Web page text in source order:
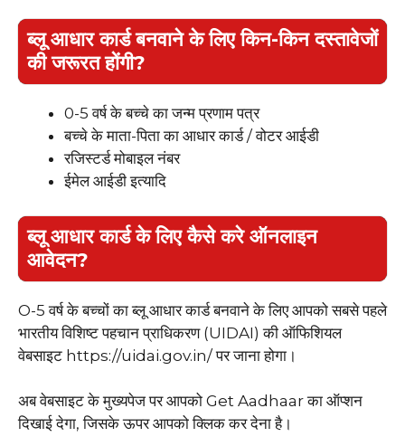
ब्लू आधार कार्ड बनवाने के लिए किन-किन दस्तावेजों
की जरूरत होंगी?
0-5 वर्ष के बच्चे का जन्म प्रणाम पत्र
बच्चे के माता-पिता का आधार कार्ड / वोटर आईडी
रजिस्टर्ड मोबाइल नंबर
ईमेल आईडी इत्यादि
ब्लू आधार कार्ड के लिए कैसे करे ऑनलाइन
आवेदन?
O-5 वर्ष के बच्चों का ब्लू आधार कार्ड बनवाने के लिए आपको सबसे पहले
भारतीय विशिष्‍ट पहचान प्राधिकरण (UIDAI) की ऑफिशियल
वेबसाइट https://uidai.gov.in/ पर जाना होगा।
अब वेबसाइट के मुख्यपेज पर आपको Get Aadhaar का ऑप्शन
दिखाई देगा, जिसके ऊपर आपको क्लिक कर देना है।